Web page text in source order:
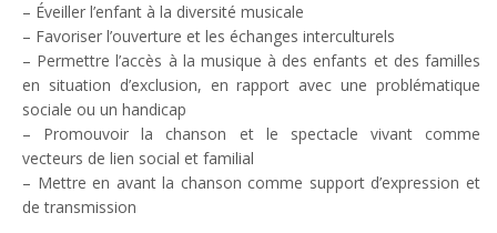
– Éveiller l’enfant à la diversité musicale
– Favoriser l’ouverture et les échanges interculturels
– Permettre l’accès à la musique à des enfants et des familles
en situation d’exclusion, en rapport avec une problématique
sociale ou un handicap
– Promouvoir la chanson et le spectacle vivant comme
vecteurs de lien social et familial
– Mettre en avant la chanson comme support d’expression et
de transmission